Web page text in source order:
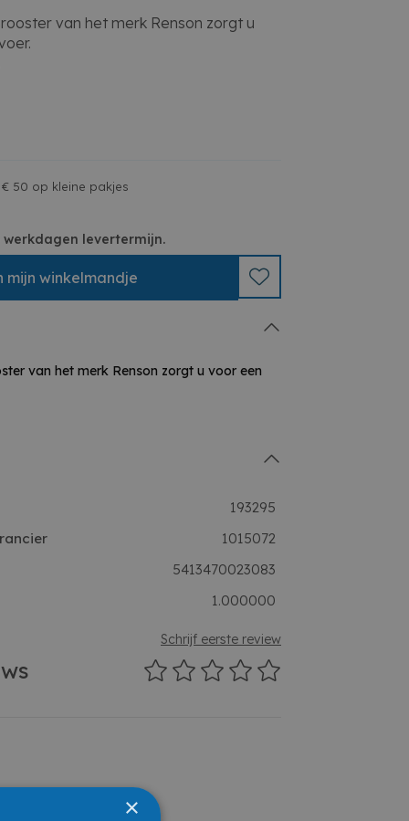
van het merk Renson zorgt u
50 op kleine pakjes
werkdagen levertermijn.
mijn winkelmandje
van het merk Renson zorgt u voor een
193295
1015072
5413470023083
1.000000
Schrijf eerste review
×